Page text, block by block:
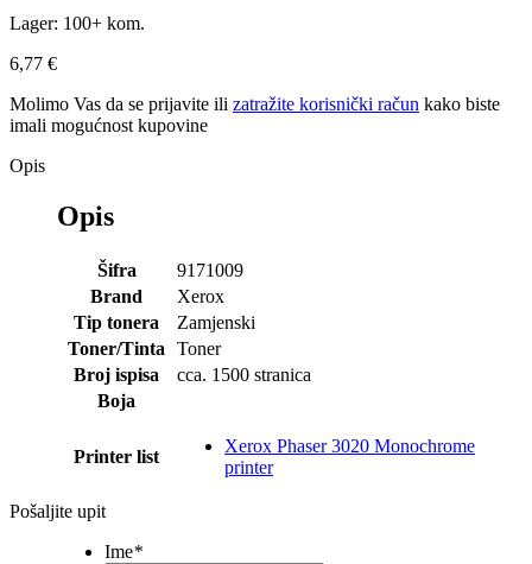
Lager: 100+ kom.
6,77 €
Molimo Vas da se prijavite ili zatražite korisnički račun kako biste
imali mogućnost kupovine
Opis
Opis
Šifra
9171009
Brand
Xerox
Tip tonera
Zamjenski
Toner/Tinta
Toner
Broj ispisa
cca. 1500 stranica
Boja
Printer list
Xerox Phaser 3020 Monochrome
printer
Pošaljite upit
Ime*